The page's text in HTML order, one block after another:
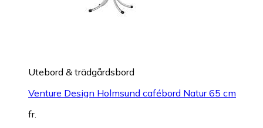
Utebord & trädgårdsbord
Venture Design Holmsund cafébord Natur 65 cm
fr.